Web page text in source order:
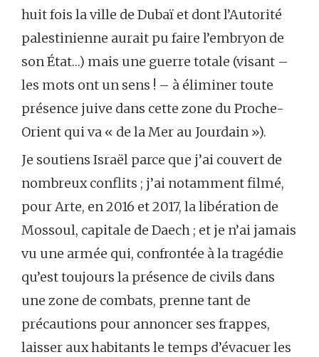
huit fois la ville de Dubaï et dont l’Autorité
palestinienne aurait pu faire l’embryon de
son État…) mais une guerre totale (visant –
les mots ont un sens ! – à éliminer toute
présence juive dans cette zone du Proche-
Orient qui va « de la Mer au Jourdain »).
Je soutiens Israël parce que j’ai couvert de
nombreux conflits ; j’ai notamment filmé,
pour Arte, en 2016 et 2017, la libération de
Mossoul, capitale de Daech ; et je n’ai jamais
vu une armée qui, confrontée à la tragédie
qu’est toujours la présence de civils dans
une zone de combats, prenne tant de
précautions pour annoncer ses frappes,
laisser aux habitants le temps d’évacuer les